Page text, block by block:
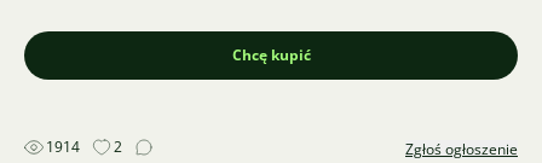
Chcę kupić
1914 2 Zgłoś ogłoszenie